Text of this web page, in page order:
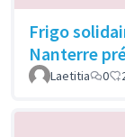
Frigo
Nanterre
Laetitia 0